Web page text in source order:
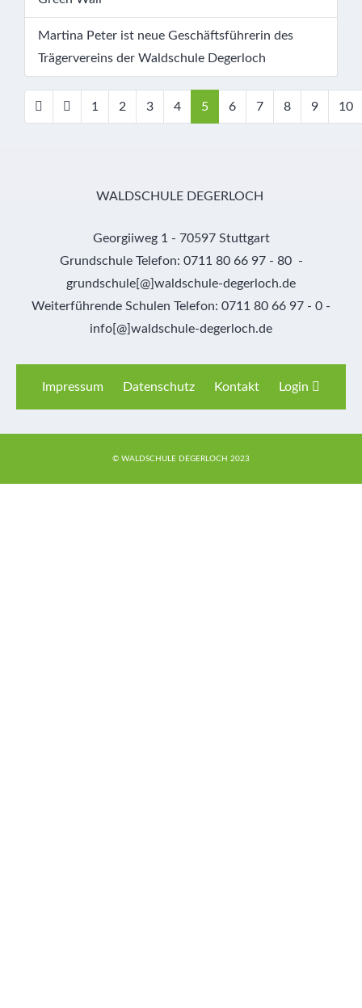
Martina Peter ist neue Geschäftsführerin des
Trägervereins der Waldschule Degerloch
Seite 5 von 10
1 2 3 4 5 6 7 8 9 10
WALDSCHULE DEGERLOCH
Georgiiweg 1 - 70597 Stuttgart
Grundschule Telefon: 0711 80 66 97 - 80 -
grundschule[@]waldschule-degerloch.de
Weiterführende Schulen Telefon: 0711 80 66 97 - 0 -
info[@]waldschule-degerloch.de
Impressum Datenschutz Kontakt Login
© WALDSCHULE DEGERLOCH 2023